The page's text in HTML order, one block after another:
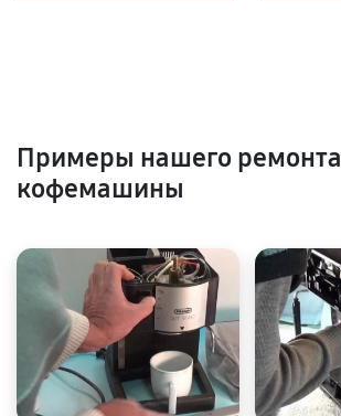
Примеры нашего ремонта
кофемашины